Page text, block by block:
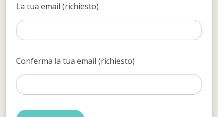
La tua email (richiesto)
Conferma la tua email (richiesto)